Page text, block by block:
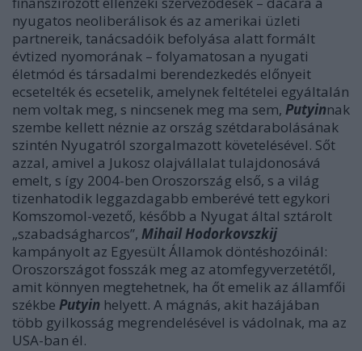
nyugatos neoliberálisok és az amerikai üzleti
partnereik, tanácsadóik befolyása alatt formált
évtized nyomorának – folyamatosan a nyugati
életmód és társadalmi berendezkedés előnyeit
ecsetelték és ecsetelik, amelynek feltételei egyáltalán
nem voltak meg, s nincsenek meg ma sem, Putyinnak
szembe kellett néznie az ország szétdarabolásának
szintén Nyugatról szorgalmazott követelésével. Sőt
azzal, amivel a Jukosz olajvállalat tulajdonosává
emelt, s így 2004-ben Oroszország első, s a világ
tizenhatodik leggazdagabb emberévé tett egykori
Komszomol-vezető, később a Nyugat által sztárolt
„szabadságharcos”, Mihail Hodorkovszkij
kampányolt az Egyesült Államok döntéshozóinál:
Oroszországot fosszák meg az atomfegyverzetétől,
amit könnyen megtehetnek, ha őt emelik az államfői
székbe Putyin helyett. A mágnás, akit hazájában
több gyilkosság megrendelésével is vádolnak, ma az
USA-ban él.